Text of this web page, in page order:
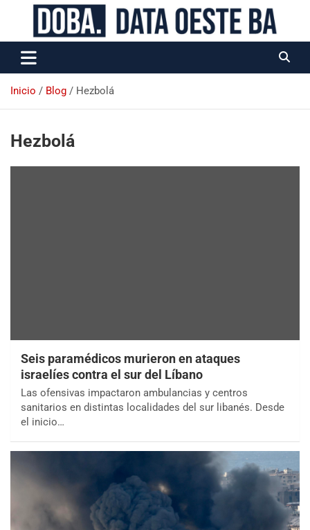
Data Oeste BA
Inicio Blog Hezbolá
Hezbolá
Seis paramédicos murieron en ataques
israelíes contra el sur del Líbano
Las ofensivas impactaron ambulancias y centros
sanitarios en distintas localidades del sur libanés. Desde
el inicio…